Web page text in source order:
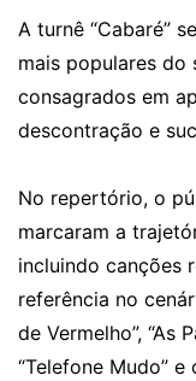
A turnê “Cabaré”
mais populares do
consagrados em
descontração e
No repertório, o
marcaram a
incluindo canções
referência no
de Vermelho”, “As
“Telefone Mudo”